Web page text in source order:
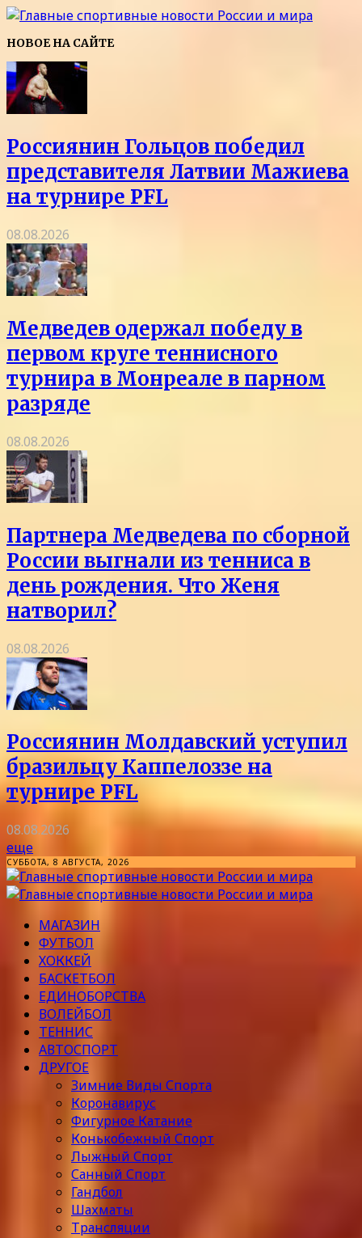
НОВОЕ НА САЙТЕ
Россиянин Гольцов победил
представителя Латвии Мажиева
на турнире PFL
08.08.2026
Медведев одержал победу в
первом круге теннисного
турнира в Монреале в парном
разряде
08.08.2026
Партнера Медведева по сборной
России выгнали из тенниса в
день рождения. Что Женя
натворил?
08.08.2026
Россиянин Молдавский уступил
бразильцу Каппелоззе на
турнире PFL
08.08.2026
еще
СУББОТА, 8 АВГУСТА, 2026
МАГАЗИН
ФУТБОЛ
ХОККЕЙ
БАСКЕТБОЛ
ЕДИНОБОРСТВА
ВОЛЕЙБОЛ
ТЕННИС
АВТОСПОРТ
ДРУГОЕ
Зимние Виды Спорта
Коронавирус
Фигурное Катание
Конькобежный Спорт
Лыжный Спорт
Санный Спорт
Гандбол
Шахматы
Трансляции